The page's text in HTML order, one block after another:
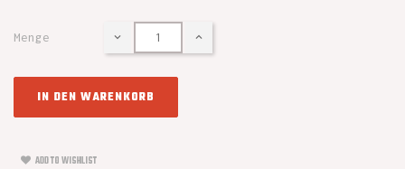
Menge
IN DEN WARENKORB
ADD TO WISHLIST